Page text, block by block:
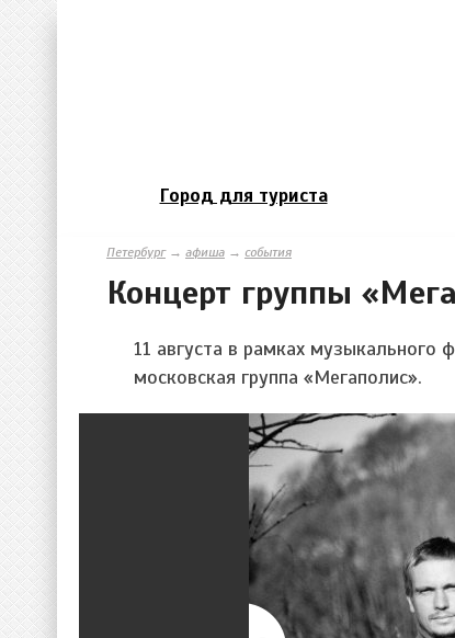
Город для туриста
Петербург→ афиша → события
Концерт группы
11 августа в рамках музыкального
московская группа «Мегаполис».